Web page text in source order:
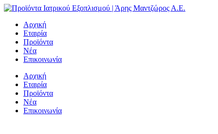
Μετάβαση
περιεχόμενο
Αρχική
Εταιρία
Προϊόντα
Νέα
Επικοινωνία
Αρχική
Εταιρία
Προϊόντα
Νέα
Επικοινωνία